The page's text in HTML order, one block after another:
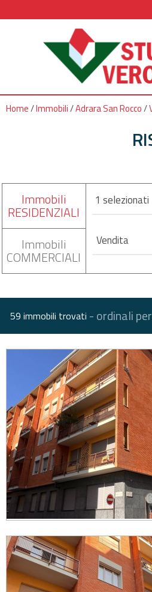
Home/Immobili/Adrara San Rocco/
Immobili
RESIDENZIALI
Immobili
COMMERCIALI
1 selezionati
Vendita
59 immobili trovati -ordinali